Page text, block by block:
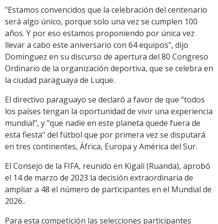
"Estamos convencidos que la celebración del centenario
será algo único, porque solo una vez se cumplen 100
años. Y por eso estamos proponiendo por única vez
llevar a cabo este aniversario con 64 equipos", dijo
Domínguez en su discurso de apertura del 80 Congreso
Ordinario de la organización deportiva, que se celebra en
la ciudad paraguaya de Luque.
El directivo paraguayo se declaró a favor de que "todos
los países tengan la oportunidad de vivir una experiencia
mundial", y "que nadie en este planeta quede fuera de
esta fiesta" del fútbol que por primera vez se disputará
en tres continentes, África, Europa y América del Sur.
El Consejo de la FIFA, reunido en Kigali (Ruanda), aprobó
el 14 de marzo de 2023 la decisión extraordinaria de
ampliar a 48 el número de participantes en el Mundial de
2026..
Para esta competición las selecciones participantes